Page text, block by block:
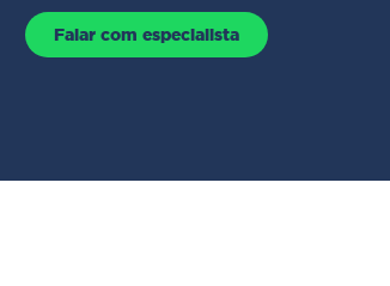
Falar com especialista